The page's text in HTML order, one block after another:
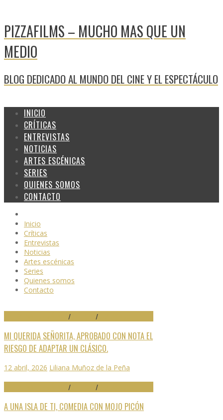
PIZZAFILMS – MUCHO MAS QUE UN
MEDIO
BLOG DEDICADO AL MUNDO DEL CINE Y EL ESPECTÁCULO
INICIO
CRÍTICAS
ENTREVISTAS
NOTICIAS
ARTES ESCÉNICAS
SERIES
QUIENES SOMOS
CONTACTO
Inicio
Críticas
Entrevistas
Noticias
Artes escénicas
Series
Quienes somos
Contacto
/ /
MI QUERIDA SEÑORITA, APROBADO CON NOTA EL
RIESGO DE ADAPTAR UN CLÁSICO.
12 abril, 2026 Liliana Muñoz de la Peña
/ /
A UNA ISLA DE TI, COMEDIA CON MOJO PICÓN